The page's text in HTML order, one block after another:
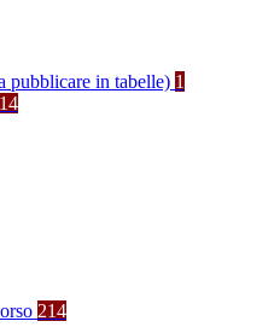
pubblicare in tabelle) 1
214